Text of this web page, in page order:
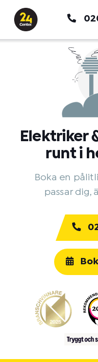
innehåll
Elektriker
runt i
Boka en
passar dig,